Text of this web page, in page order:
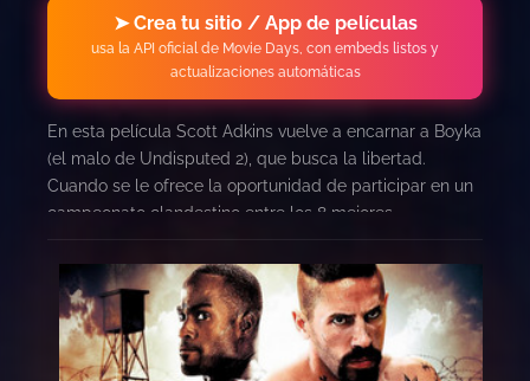
➤ Crea tu sitio / App de películas
usa la API oficial de Movie Days, con embeds listos y
actualizaciones automáticas
En esta película Scott Adkins vuelve a encarnar a Boyka
(el malo de Undisputed 2), que busca la libertad.
Cuando se le ofrece la oportunidad de participar en un
campeonato clandestino entre los 8 mejores